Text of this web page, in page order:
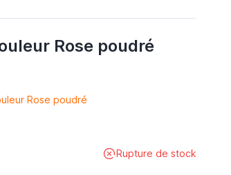
Rose poudré
Rose poudré
Rupture de stock